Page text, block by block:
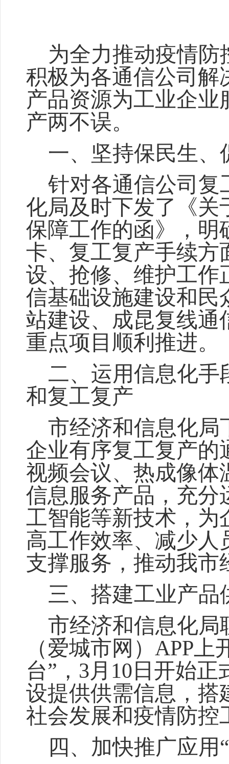
为全力推动疫情
积极为各通信公司解
产品资源为工业企
产两不误。
一、坚持保民生、
针对各通信公司复
化局及时下发了《关
保障工作的函》，明
卡、复工复产手续方
设、抢修、维护工作
信基础设施建设和民
站建设、成昆复线通
重点项目顺利推进。
二、运用信息化手
和复工复产
市经济和信息化局
企业有序复工复产的
视频会议、热成像体
信息服务产品，充分
工智能等新技术，为
高工作效率、减少人
支撑服务，推动我市
三、搭建工业产品
市经济和信息化局
（爱城市网） APP 上
台” ， 3月 10 日开始正
设提供供需信息，搭
社会发展和疫情防控
四、加快推广应用“